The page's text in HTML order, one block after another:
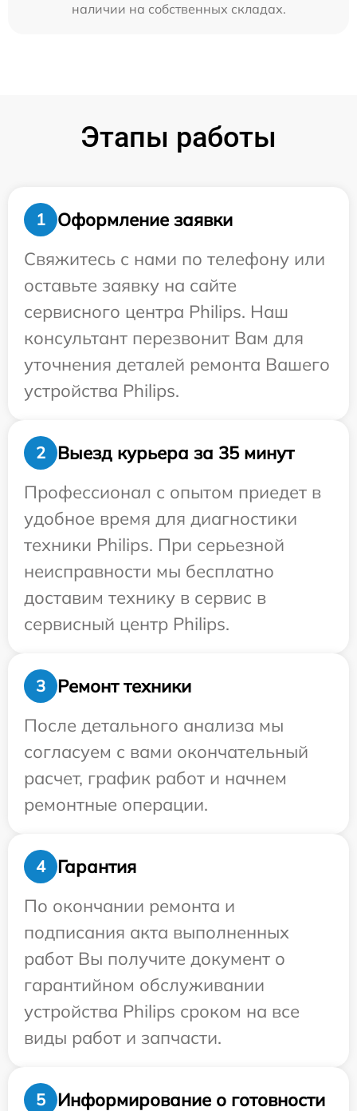
наличии на собственных складах.
Этапы работы
1
Оформление заявки
Свяжитесь с нами по телефону или
оставьте заявку на сайте
сервисного центра Philips. Наш
консультант перезвонит Вам для
уточнения деталей ремонта Вашего
устройства Philips.
2
Выезд курьера за 35 минут
Профессионал с опытом приедет в
удобное время для диагностики
техники Philips. При серьезной
неисправности мы бесплатно
доставим технику в сервис в
сервисный центр Philips.
3
Ремонт техники
После детального анализа мы
согласуем с вами окончательный
расчет, график работ и начнем
ремонтные операции.
4
Гарантия
По окончании ремонта и
подписания акта выполненных
работ Вы получите документ о
гарантийном обслуживании
устройства Philips сроком на все
виды работ и запчасти.
5 Информирование о готовности